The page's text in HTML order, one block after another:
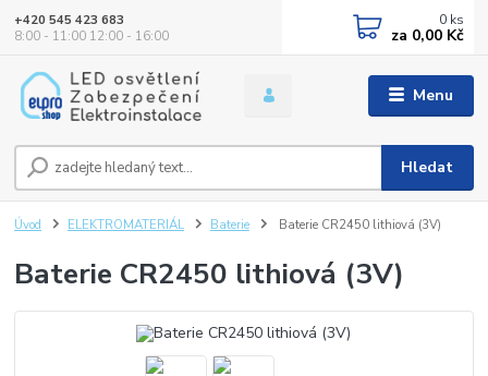
Menu
Hledat
+420 545 423 683
8:00 - 11:00 12:00 - 16:00
0 ks
za 0,00 Kč
Úvod ELEKTROMATERIÁL Baterie Baterie CR2450 lithiová (3V)
Baterie CR2450 lithiová (3V)